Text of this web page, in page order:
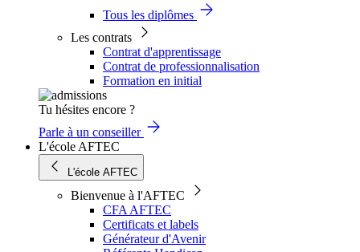
Tous les diplômes
Les contrats
Contrat d'apprentissage
Contrat de professionnalisation
Formation en initial
Tu hésites encore ?
Parle à un conseiller
L'école AFTEC
L'école AFTEC
Bienvenue à l'AFTEC
CFA AFTEC
Certificats et labels
Générateur d'Avenir